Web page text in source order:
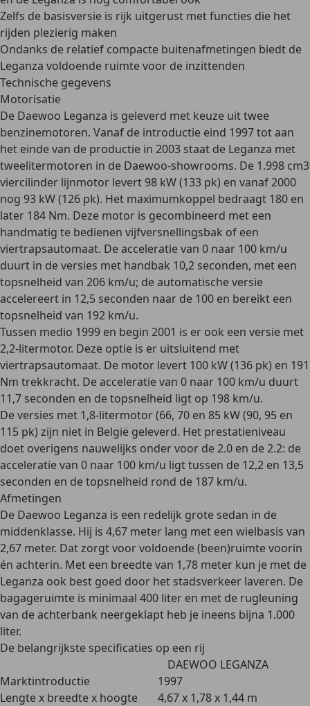
Zelfs de basisversie is rijk uitgerust met functies die het
rijden plezierig maken
Ondanks de relatief compacte buitenafmetingen biedt de
Leganza voldoende ruimte voor de inzittenden
Technische gegevens
Motorisatie
De Daewoo Leganza is geleverd met keuze uit twee
benzinemotoren. Vanaf de introductie eind 1997 tot aan
het einde van de productie in 2003 staat de Leganza met
tweelitermotoren in de Daewoo-showrooms. De 1.998 cm3
viercilinder lijnmotor levert 98 kW (133 pk) en vanaf 2000
nog 93 kW (126 pk). Het maximumkoppel bedraagt 180 en
later 184 Nm. Deze motor is gecombineerd met een
handmatig te bedienen vijfversnellingsbak of een
viertrapsautomaat. De acceleratie van 0 naar 100 km/u
duurt in de versies met handbak 10,2 seconden, met een
topsnelheid van 206 km/u; de automatische versie
accelereert in 12,5 seconden naar de 100 en bereikt een
topsnelheid van 192 km/u.
Tussen medio 1999 en begin 2001 is er ook een versie met
2,2-litermotor. Deze optie is er uitsluitend met
viertrapsautomaat. De motor levert 100 kW (136 pk) en 191
Nm trekkracht. De acceleratie van 0 naar 100 km/u duurt
11,7 seconden en de topsnelheid ligt op 198 km/u.
De versies met 1,8-litermotor (66, 70 en 85 kW (90, 95 en
115 pk) zijn niet in België geleverd. Het prestatieniveau
doet overigens nauwelijks onder voor de 2.0 en de 2.2: de
acceleratie van 0 naar 100 km/u ligt tussen de 12,2 en 13,5
seconden en de topsnelheid rond de 187 km/u.
Afmetingen
De Daewoo Leganza is een redelijk grote sedan in de
middenklasse. Hij is 4,67 meter lang met een wielbasis van
2,67 meter. Dat zorgt voor voldoende (been)ruimte voorin
én achterin. Met een breedte van 1,78 meter kun je met de
Leganza ook best goed door het stadsverkeer laveren. De
bagageruimte is minimaal 400 liter en met de rugleuning
van de achterbank neergeklapt heb je ineens bijna 1.000
liter.
De belangrijkste specificaties op een rij
DAEWOO LEGANZA
Marktintroductie
1997
Lengte x breedte x hoogte
4,67 x 1,78 x 1,44 m